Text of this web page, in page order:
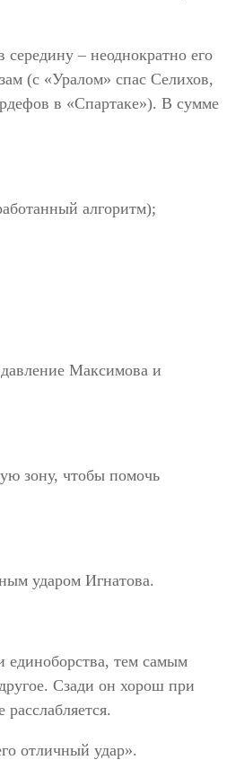
– неоднократно его
(с «Уралом» спас Селихов,
в «Спартаке»). В сумме
алгоритм);
Максимова и
зону, чтобы помочь
ударом Игнатова.
единоборства, тем самым
Сзади он хорош при
отличный удар».